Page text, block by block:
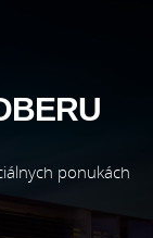
ponukách